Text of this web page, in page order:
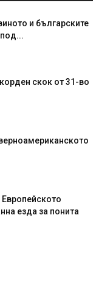
и българските
скок от 31-во
езда за понита